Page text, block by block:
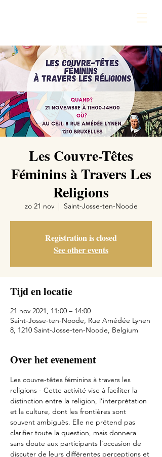
Les Couvre-Têtes
Féminins à Travers Les
Religions
zo 21 nov
  |
Saint-Josse-ten-Noode
Registration is closed
See other events
Tijd en locatie
21 nov 2021, 11:00 – 14:00
Saint-Josse-ten-Noode, Rue Amédée Lynen
8, 1210 Saint-Josse-ten-Noode, Belgium
Over het evenement
Les couvre-têtes féminins à travers les
religions - Cette activité vise à faciliter la
distinction entre la religion, l’interprétation
et la culture, dont les frontières sont
souvent ambiguës. Elle ne prétend pas
clarifier toute la question, mais donnera
sans doute aux participants l’occasion de
discuter de leurs différentes perceptions et